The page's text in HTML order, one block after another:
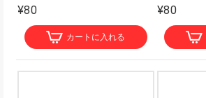
¥80
カートに入れる
¥80